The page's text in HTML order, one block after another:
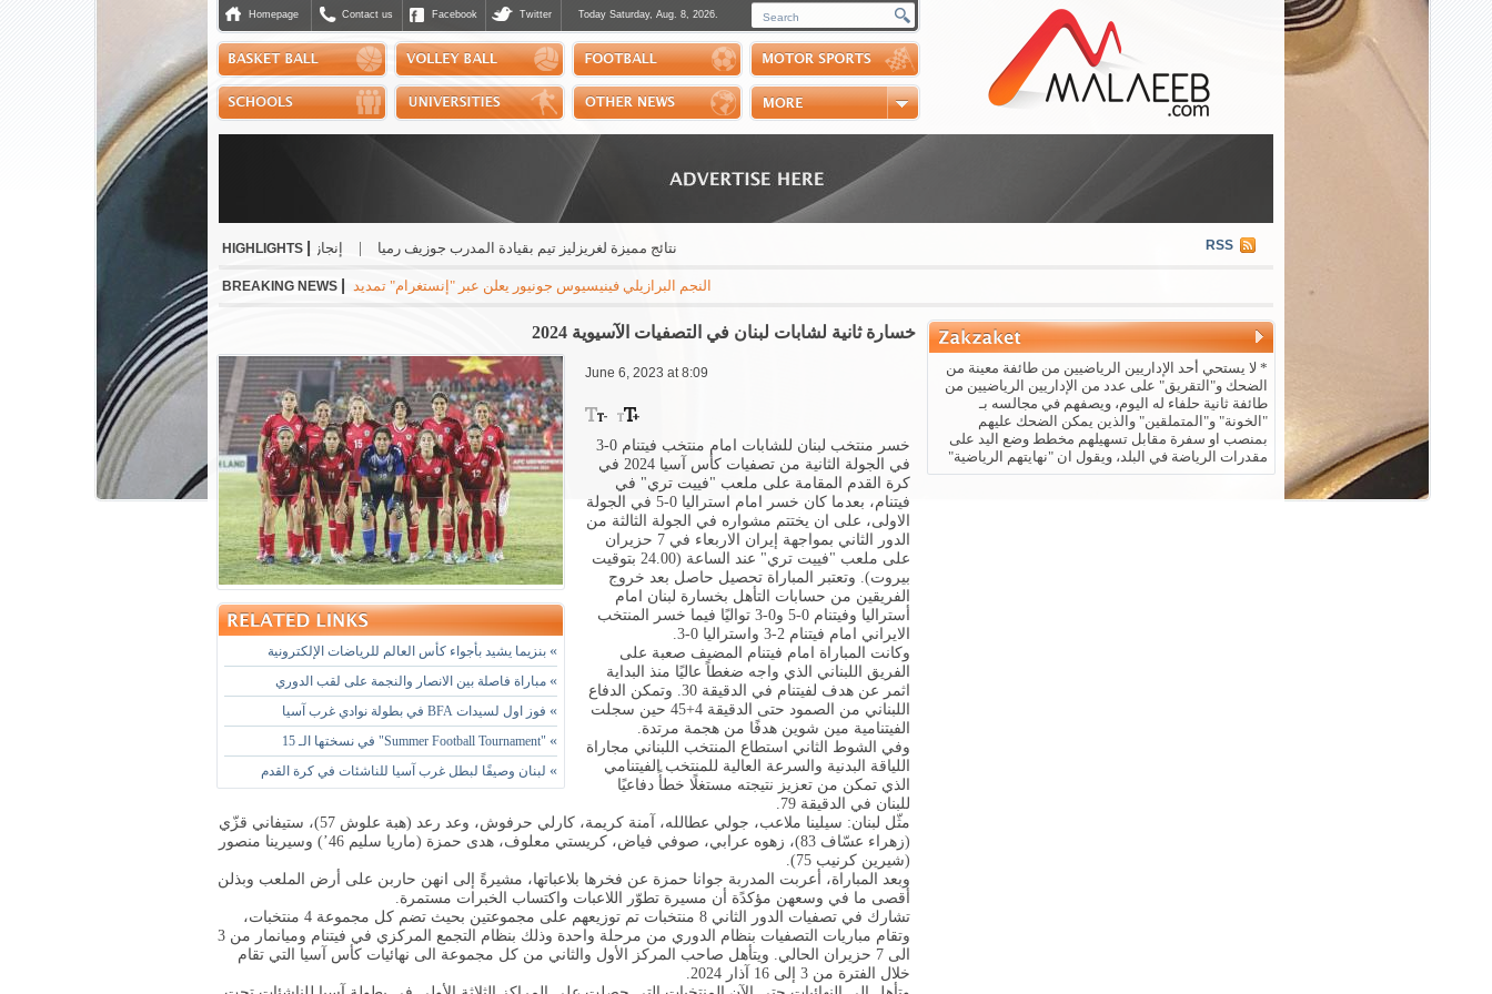
Homepage Contact us Facebook Twitter Today Saturday, Aug. 8, 2026.
Polls
Scores
Handball
HIGHLIGHTS |
إنجاز مشرّف للبنان دولياً في رياضة الجوجيتسو | نتائج مميزة لغريزليز تيم بقيادة المدرب جوزيف رميا RSS
BREAKING NEWS |
النجم البرازيلي فينيسيوس جونيور يعلن عبر "إنستغرام" تمديد عقده مع ريال مدريد الاسباني لست سنوات مقبلة براتب سنوي بقيمة 24 مليون
خسارة ثانية لشابات لبنان في التصفيات الآسيوية 2024
» بنزيما يشيد بأجواء كأس العالم للرياضات الإلكترونية
» مباراة فاصلة بين الانصار والنجمة على لقب الدوري
» فوز اول لسيدات BFA في بطولة نوادي غرب آسيا
» "Summer Football Tournament" في نسختها الـ 15
» لبنان وصيفًا لبطل غرب آسيا للناشئات في كرة القدم
June 6, 2023 at 8:09
خسر منتخب لبنان للشابات امام منتخب فيتنام 0-3
في الجولة الثانية من تصفيات كأس آسيا 2024 في
كرة القدم المقامة على ملعب "فييت تري" في
فيتنام، بعدما كان خسر امام استراليا 0-5 في الجولة
الاولى، على ان يختتم مشواره في الجولة الثالثة من
الدور الثاني بمواجهة إيران الاربعاء في 7 حزيران
على ملعب "فييت تري" عند الساعة (24.00 بتوقيت
بيروت). وتعتبر المباراة تحصيل حاصل بعد خروج
الفريقين من حسابات التأهل بخسارة لبنان امام
أستراليا وفيتنام 0-5 و0-3 تواليًا فيما خسر المنتخب
الايراني امام فيتنام 2-3 واستراليا 0-3.
وكانت المباراة امام فيتنام المضيف صعبة على
الفريق اللبناني الذي واجه ضغطاً عاليًا منذ البداية
اثمر عن هدف لفيتنام في الدقيقة 30. وتمكن الدفاع
اللبناني من الصمود حتى الدقيقة 4+45 حين سجلت
الفيتنامية مين شوين هدفًا من هجمة مرتدة.
وفي الشوط الثاني استطاع المنتخب اللبناني مجاراة
اللياقة البدنية والسرعة العالية للمنتخب الفيتنامي
الذي تمكن من تعزيز نتيجته مستغلًا خطأً دفاعيًا
للبنان في الدقيقة 79.
مثّل لبنان: سيلينا ملاعب، جولي عطالله، آمنة كريمة، كارلي حرفوش، وعد رعد (هبة علوش 57)، ستيفاني قزّي
(زهراء عسّاف 83)، زهوه عرابي، صوفي فياض، كريستي معلوف، هدى حمزة (ماريا سليم 46’) وسيرينا منصور
(شيرين كرنيب 75).
وبعد المباراة، أعربت المدربة جوانا حمزة عن فخرها بلاعباتها، مشيرةً إلى انهن حاربن على أرض الملعب وبذلن
أقصى ما في وسعهن مؤكدًة أن مسيرة تطوّر اللاعبات واكتساب الخبرات مستمرة.
تشارك في تصفيات الدور الثاني 8 منتخبات تم توزيعهم على مجموعتين بحيث تضم كل مجموعة 4 منتخبات،
وتقام مباريات التصفيات بنظام الدوري من مرحلة واحدة وذلك بنظام التجمع المركزي في فيتنام وميانمار من 3
الى 7 حزيران الحالي. ويتأهل صاحب المركز الأول والثاني من كل مجموعة الى نهائيات كأس آسيا التي تقام
خلال الفترة من 3 إلى 16 آذار 2024.
* لا يستحي أحد الإداريين الرياضيين من طائفة معينة من
الضحك و"التقريق" على عدد من الإداريين الرياضيين من
طائفة ثانية حلفاء له اليوم، ويصفهم في مجالسه بـ
"الخونة" و"المتملقين" والذين يمكن الضحك عليهم
بمنصب او سفرة مقابل تسهيلهم مخطط وضع اليد على
مقدرات الرياضة في البلد، ويقول ان "نهايتهم الرياضية"